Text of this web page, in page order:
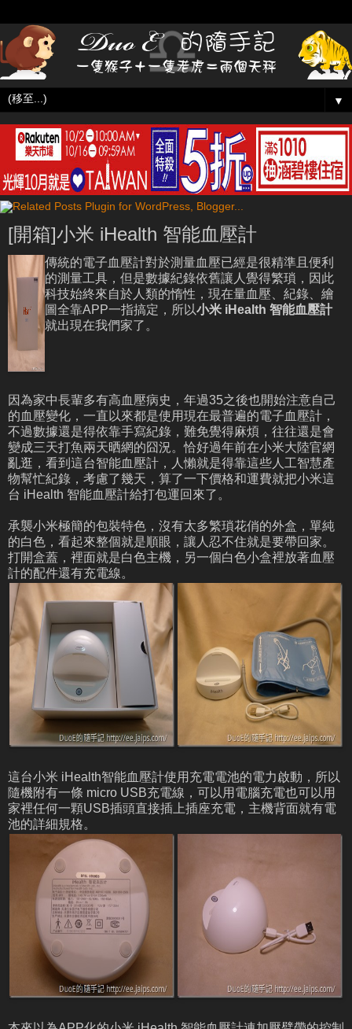
▼
[開箱]小米 iHealth 智能血壓計
傳統的電子血壓計對於測量血壓已經是很精準且便利
的測量工具，但是數據紀錄依舊讓人覺得繁瑣，因此
科技始終來自於人類的惰性，現在量血壓、紀錄、繪
圖全靠APP一指搞定，所以小米 iHealth 智能血壓計
就出現在我們家了。
因為家中長輩多有高血壓病史，年過35之後也開始注意自己
的血壓變化，一直以來都是使用現在最普遍的電子血壓計，
不過數據還是得依靠手寫紀錄，難免覺得麻煩，往往還是會
變成三天打魚兩天晒網的囧況。恰好過年前在小米大陸官網
亂逛，看到這台智能血壓計，人懶就是得靠這些人工智慧產
物幫忙紀錄，考慮了幾天，算了一下價格和運費就把小米這
台 iHealth 智能血壓計給打包運回來了。
承襲小米極簡的包裝特色，沒有太多繁瑣花俏的外盒，單純
的白色，看起來整個就是順眼，讓人忍不住就是要帶回家。
打開盒蓋，裡面就是白色主機，另一個白色小盒裡放著血壓
計的配件還有充電線。
這台小米 iHealth智能血壓計使用充電電池的電力啟動，所以
隨機附有一條 micro USB充電線，可以用電腦充電也可以用
家裡任何一顆USB插頭直接插上插座充電，主機背面就有電
池的詳細規格。